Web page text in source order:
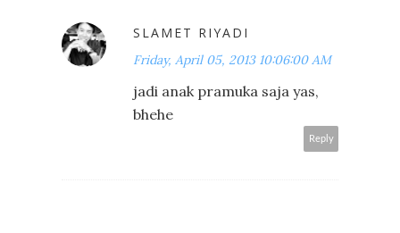
SLAMET RIYADI
Friday, April 05, 2013 10:06:00 AM
jadi anak pramuka saja yas,
bhehe
Reply